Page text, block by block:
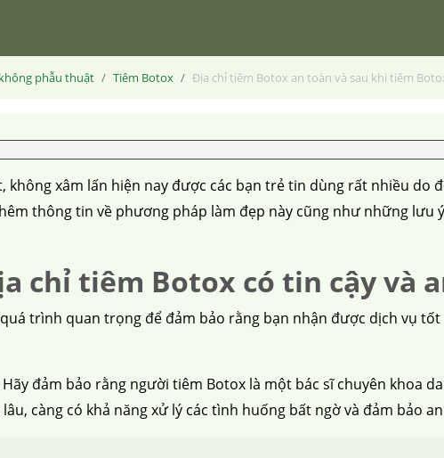
phẫu thuật Tiêm Botox Địa chỉ tiêm Botox an toàn và sau khi tiêm
xâm lấn hiện nay được các bạn trẻ tin dùng rất nhiều do
thông tin về phương pháp làm đẹp này cũng như những lưu
chỉ tiêm Botox có tin cậy và
trình quan trọng để đảm bảo rằng bạn nhận được dịch vụ
đảm bảo rằng người tiêm Botox là một bác sĩ chuyên khoa
càng có khả năng xử lý các tình huống bất ngờ và đảm bảo